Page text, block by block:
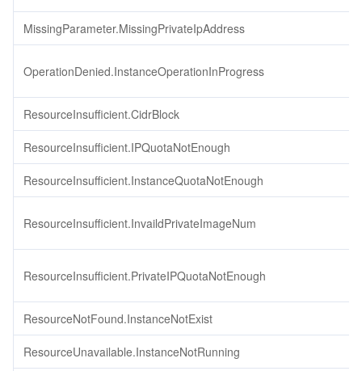
MissingParameter.MissingPrivateIpAddress
OperationDenied.InstanceOperationInProgress
ResourceInsufficient.CidrBlock
ResourceInsufficient.IPQuotaNotEnough
ResourceInsufficient.InstanceQuotaNotEnough
ResourceInsufficient.InvaildPrivateImageNum
ResourceInsufficient.PrivateIPQuotaNotEnough
ResourceNotFound.InstanceNotExist
ResourceUnavailable.InstanceNotRunning